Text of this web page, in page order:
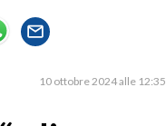
10 ottobre 2024 alle 12:35